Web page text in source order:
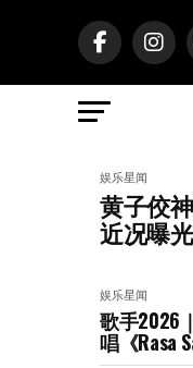
娱乐星闻
黄子佼
近况曝光
娱乐星闻
歌手2026
唱《Rasa